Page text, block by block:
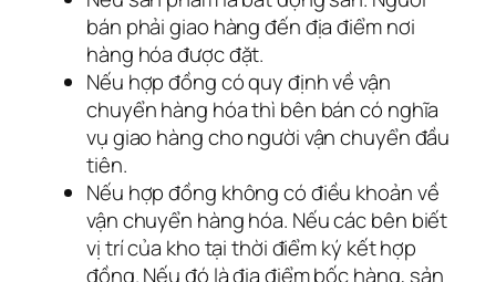
bán phải giao hàng đến địa điểm nơi
hàng hóa được đặt.
Nếu hợp đồng có quy định về vận
chuyển hàng hóa thì bên bán có nghĩa
vụ giao hàng cho người vận chuyển đầu
tiên.
Nếu hợp đồng không có điều khoản về
vận chuyển hàng hóa. Nếu các bên biết
vị trí của kho tại thời điểm ký kết hợp
đồng. Nếu đó là địa điểm bốc hàng, sản